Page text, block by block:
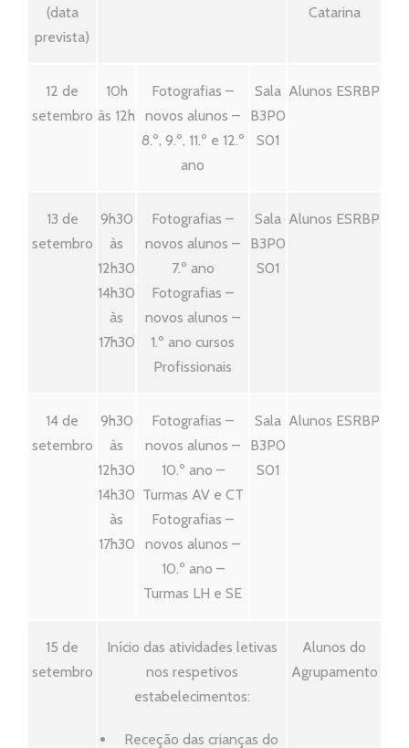
(data
prevista)
Catarina
12 de
setembro
10h
às 12h
Fotografias –
novos alunos –
8.º, 9.º, 11.º e 12.º
ano
Sala
B3P0
S01
Alunos ESRBP
13 de
setembro
9h30
às
12h30
14h30
às
17h30
Fotografias –
novos alunos –
7.º ano
Fotografias –
novos alunos –
1.º ano cursos
Profissionais
Sala
B3P0
S01
Alunos ESRBP
14 de
setembro
9h30
às
12h30
14h30
às
17h30
Fotografias –
novos alunos –
10.º ano –
Turmas AV e CT
Fotografias –
novos alunos –
10.º ano –
Turmas LH e SE
Sala
B3P0
S01
Alunos ESRBP
15 de
setembro
Início das atividades letivas
nos respetivos
estabelecimentos:
Receção das crianças do
Alunos do
Agrupamento